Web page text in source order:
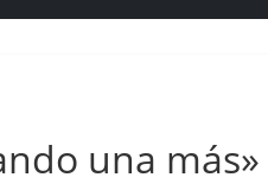
una más»